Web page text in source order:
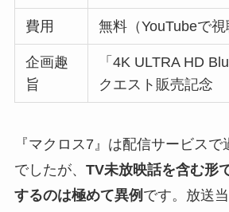
費用 無料（YouTubeで視
企画趣
旨
「4K ULTRA HD
クエスト販売記念
『マクロス7』は配信サービス
でしたが、 TV未放映話を含む形
するのは極めて異例 です。放送